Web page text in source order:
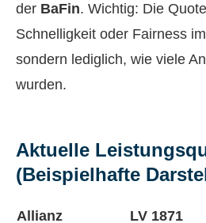
der BaFin. Wichtig: Die
Schnelligkeit oder Fairness
sondern lediglich, wie viele
wurden.
Aktuelle
(Beispielhafte
Allianz LV 1871